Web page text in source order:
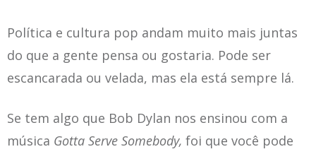
Política e cultura pop andam muito mais juntas
do que a gente pensa ou gostaria. Pode ser
escancarada ou velada, mas ela está sempre lá.
Se tem algo que Bob Dylan nos ensinou com a
música Gotta Serve Somebody, foi que você pode